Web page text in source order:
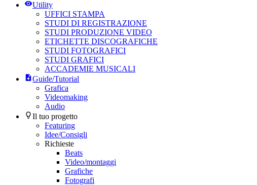
Utility
UFFICI STAMPA
STUDI DI REGISTRAZIONE
STUDI PRODUZIONE VIDEO
ETICHETTE DISCOGRAFICHE
STUDI FOTOGRAFICI
STUDI GRAFICI
ACCADEMIE MUSICALI
Guide/Tutorial
Grafica
Videomaking
Audio
Il tuo progetto
Featuring
Idee/Consigli
Richieste
Beats
Video/montaggi
Grafiche
Fotografi